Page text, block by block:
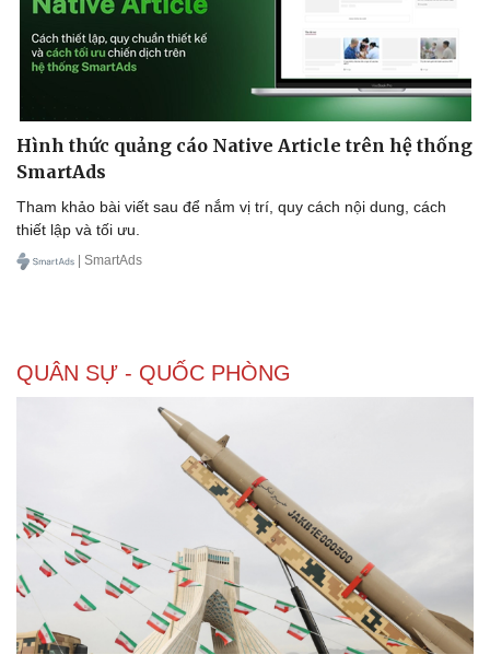
Chứng khoán
Hình thức quảng cáo Native Article trên hệ thống
SmartAds
Tham khảo bài viết sau để nắm vị trí, quy cách nội dung, cách
thiết lập và tối ưu.
| SmartAds
QUÂN SỰ - QUỐC PHÒNG